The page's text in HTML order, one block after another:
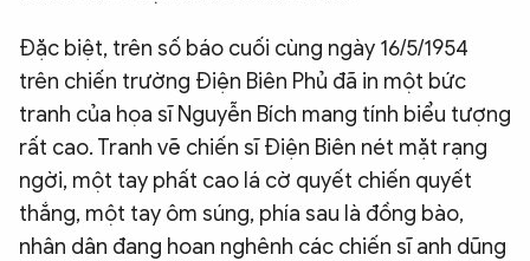
Đặc biệt, trên số báo cuối cùng ngày 16/5/1954
trên chiến trường Điện Biên Phủ đã in một bức
tranh của họa sĩ Nguyễn Bích mang tính biểu tượng
rất cao. Tranh vẽ chiến sĩ Điện Biên nét mặt rạng
ngời, một tay phất cao lá cờ quyết chiến quyết
thắng, một tay ôm súng, phía sau là đồng bào,
nhân dân đang hoan nghênh các chiến sĩ anh dũng